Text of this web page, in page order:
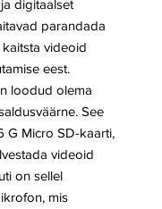
digitaalset
parandada
videoid
eest.
loodud olema
See
G Micro SD-kaarti,
videoid
on sellel
mis